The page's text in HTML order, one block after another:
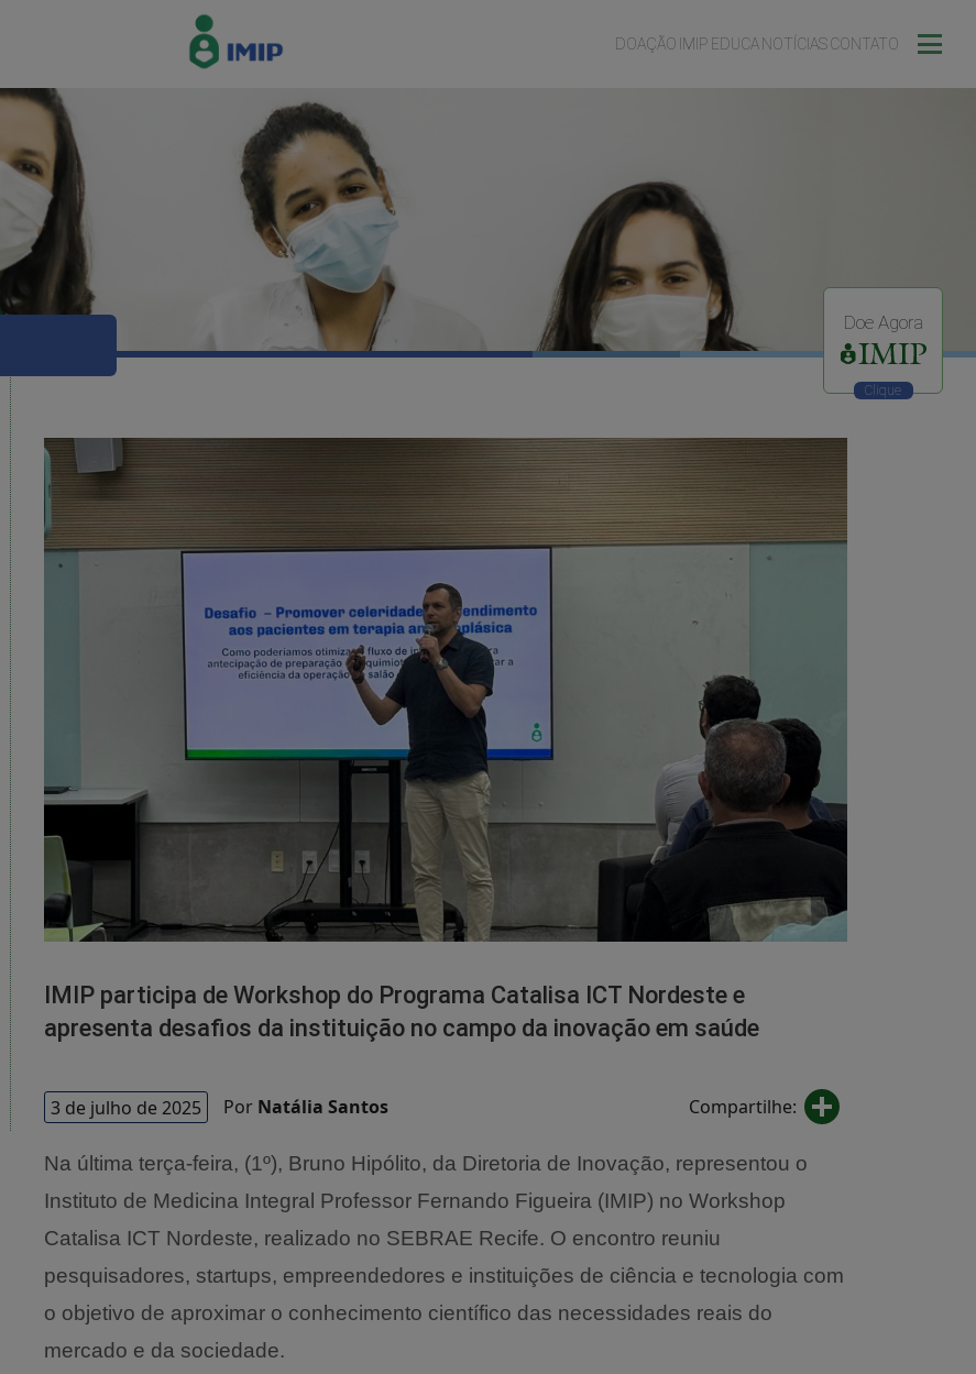
DOAÇÃO IMIP EDUCANOTÍCIASCONTATO
Doe Agora
IMIP participa de Workshop do Programa Catalisa ICT Nordeste e
apresenta desafios da instituição no campo da inovação em saúde
3 de julho de 2025 Por Natália Santos Compartilhe:
Na última terça-feira, (1º), Bruno Hipólito, da Diretoria de Inovação, representou o
Instituto de Medicina Integral Professor Fernando Figueira (IMIP) no Workshop
Catalisa ICT Nordeste, realizado no SEBRAE Recife. O encontro reuniu
pesquisadores, startups, empreendedores e instituições de ciência e tecnologia com
o objetivo de aproximar o conhecimento científico das necessidades reais do
mercado e da sociedade.